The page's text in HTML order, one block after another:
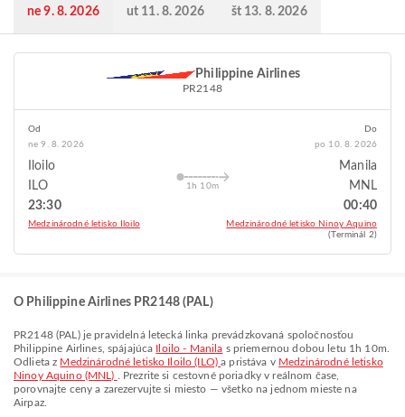
ne 9. 8. 2026 ut 11. 8. 2026 št 13. 8. 2026
Philippine Airlines
PR2148
Od
ne 9. 8. 2026
Iloilo
ILO
23:30
Medzinárodné letisko Iloilo
1h 10m
Do
po 10. 8. 2026
Manila
MNL
00:40
Medzinárodné letisko Ninoy Aquino
(Terminál 2)
O Philippine Airlines PR2148 (PAL)
PR2148(PAL ) je pravidelná letecká linka prevádzkovaná spoločnosťou
Philippine Airlines, spájajúca Iloilo - Manila s priemernou dobou letu 1h 10m
Odlieta z Medzinárodné letisko Iloilo (ILO)a pristáva v Medzinárodné letisko
Ninoy Aquino (MNL)
. Prezrite si cestovné poriadky v reálnom čase,
porovnajte ceny a zarezervujte si miesto — všetko na jednom mieste na
Airpaz.